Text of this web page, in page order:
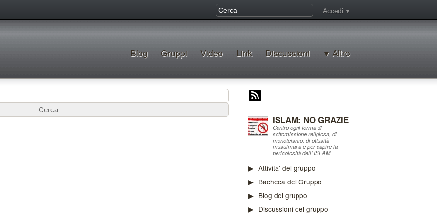
Accedi
Blog Gruppi Video Link Discussioni Altro
ISLAM: NO GRAZIE
Contro ogni forma di
sottomissione religiosa, di
monoteismo, di ottusità
musulmana e per capire la
pericolosità dell' ISLAM
Attivita' del gruppo
Bacheca del Gruppo
Blog del gruppo
Discussioni del gruppo